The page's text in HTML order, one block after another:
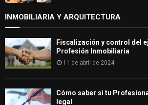
INMOBILIARIA Y ARQUITECTURA
Fiscalización y control del
Profesión Inmobiliaria
11 de abril de 2024
Cómo saber si tu
legal